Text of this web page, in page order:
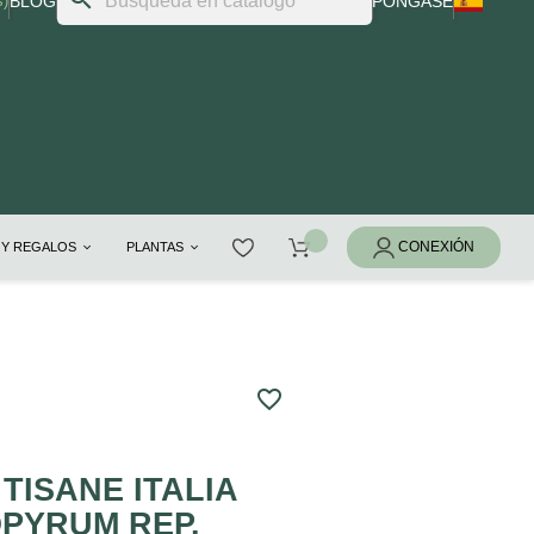
REGALOS PLANTAS
favorite_border
ITALIA
REP.